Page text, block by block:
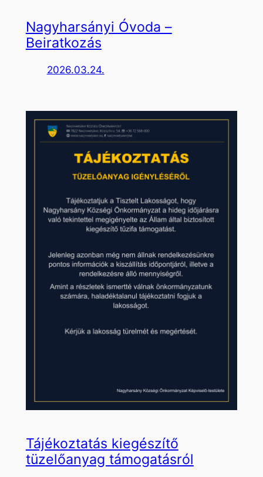
Nagyharsányi Óvoda –
Beiratkozás
2026.03.24.
Tájékoztatás kiegészítő
tüzelőanyag támogatásról